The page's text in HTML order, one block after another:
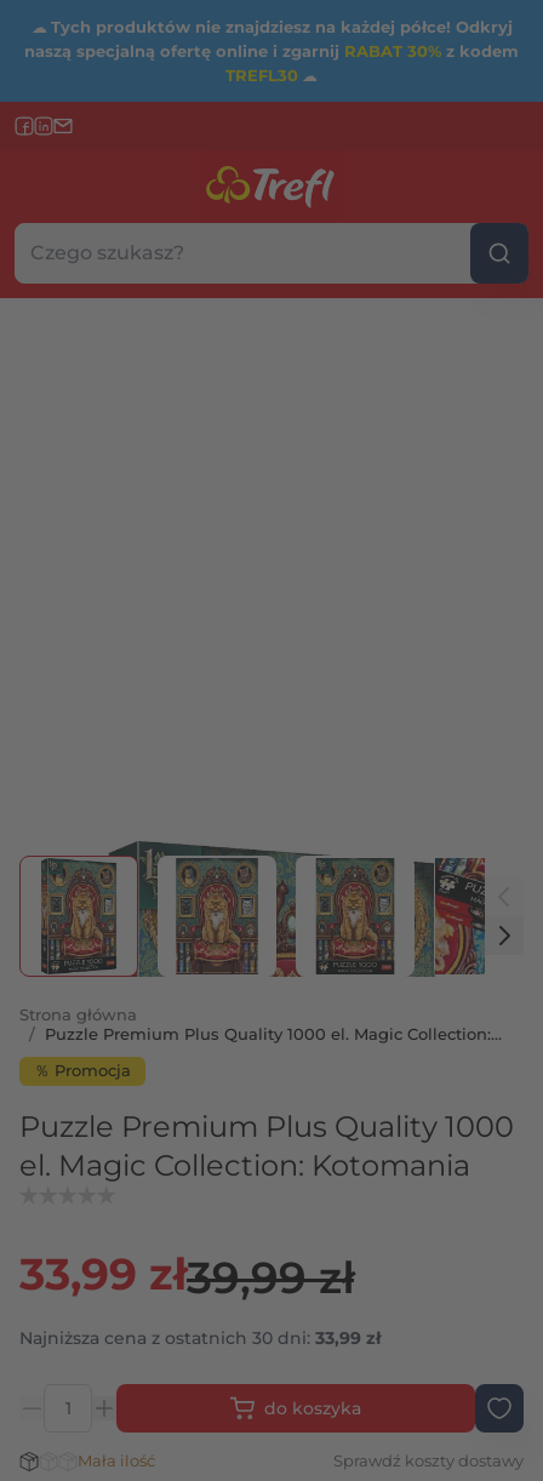
☁ Tych produktów nie znajdziesz na każdej półce! Odkryj
naszą specjalną ofertę online i zgarnij RABAT 30% z kodem
TREFL30 ☁
Szukaj w sklepie...
Wybierz kategorię
View larger imageView larger imageView larger image
Strona główna
/ Puzzle Premium Plus Quality 1000 el. Magic Collection:
Kotomania
％ Promocja
Puzzle Premium Plus Quality 1000
el. Magic Collection: Kotomania
39,99 zł
33,99 zł
Najniższa cena z ostatnich 30 dni: 33,99 zł
do koszyka
Stan magazynowy:
Mała ilość Sprawdź koszty dostawy